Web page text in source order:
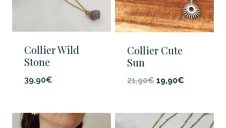
Collier Wild
Stone
39,90€
Collier Cute
Sun
21,90€ Le
initial
19,90€
actuel